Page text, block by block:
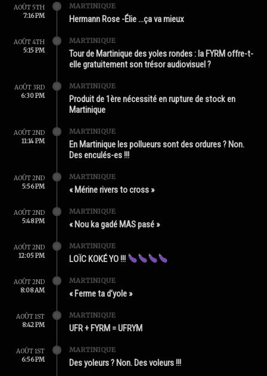
AOÛT 5TH
7:16 PM
MARTINIQUE
Hermann Rose -Élie …ça va mieux
AOÛT 4TH
5:15 PM
MARTINIQUE
Tour de Martinique des yoles rondes : la FYRM offre-t-
elle gratuitement son trésor audiovisuel ?
AOÛT 3RD
6:30 PM
MARTINIQUE
Produit de 1ère nécessité en rupture de stock en
Martinique
AOÛT 2ND
11:14 PM
MARTINIQUE
En Martinique les pollueurs sont des ordures ? Non.
Des enculés-es !!!
AOÛT 2ND
5:56 PM
MARTINIQUE
« Mérine rivers to cross »
AOÛT 2ND
5:48 PM
MARTINIQUE
« Nou ka gadé MAS pasé »
AOÛT 2ND
12:05 PM
MARTINIQUE
LOÏC KOKÉ YO !!!
AOÛT 2ND
8:08 AM
MARTINIQUE
« Ferme ta d’yole »
AOÛT 1ST
8:42 PM
MARTINIQUE
UFR + FYRM = UFRYM
AOÛT 1ST
6:56 PM
MARTINIQUE
Des yoleurs ? Non. Des voleurs !!!